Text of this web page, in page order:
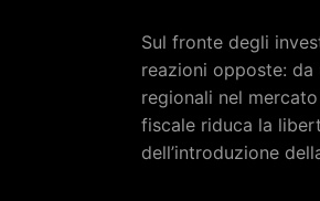
Sul fronte degli
reazioni opposte:
regionali nel
fiscale riduca la
dell’introduzione